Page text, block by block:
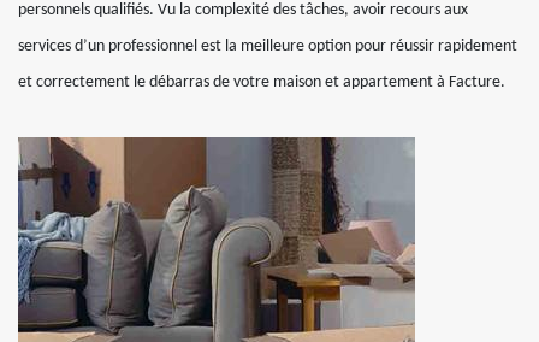
personnels qualifiés. Vu la complexité des tâches, avoir recours aux
services d’un professionnel est la meilleure option pour réussir rapidement
et correctement le débarras de votre maison et appartement à Facture.